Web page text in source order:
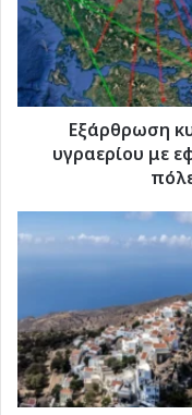
με
εφόδους
Ρόδο
και
την
ΑΑΔΕ
Εξάρθρωση
υγραερίου με
Εντολή
του
επιθεώρηση
στο
εργοτάξιο
της
Νισύρου